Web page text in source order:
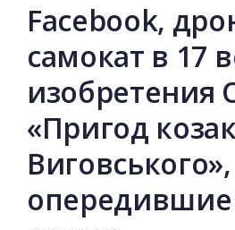
Facebook,
самокат в 17
изобретения
«Пригод
Виговського»,
опередившие